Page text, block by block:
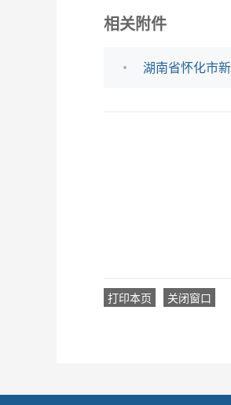
相关附件
湖南省怀化市
打印本页 关闭窗口